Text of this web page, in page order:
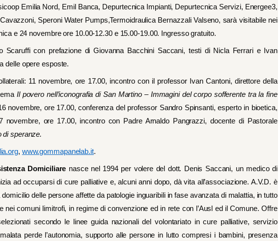
Emilia Nord, Emil Banca, Depurtecnica Impianti, Depurtecnica Servizi, Energee3,
Speroni Water Pumps,Termoidraulica Bernazzali Valseno, sarà visitabile nei
e 24 novembre ore 10.00-12.30 e 15.00-19.00. Ingresso gratuito.
Scaruffi con prefazione di Giovanna Bacchini Saccani, testi di Nicla Ferrari e Ivan
delle opere esposte.
11 novembre, ore 17.00, incontro con il professor Ivan Cantoni, direttore della
Il povero nell’iconografia di San Martino – Immagini del corpo sofferente tra la fine
novembre, ore 17.00, conferenza del professor Sandro Spinsanti, esperto in bioetica,
novembre, ore 17.00, incontro con Padre Arnaldo Pangrazzi, docente di Pastorale
speranze.
, www.gommapanelab.it.
Domiciliare nasce nel 1994 per volere del dott. Denis Saccani, un medico di
ad occuparsi di cure palliative e, alcuni anni dopo, dà vita all’associazione. A.V.D. è
delle persone affette da patologie inguaribili in fase avanzata di malattia, in tutto
nei comuni limitrofi, in regime di convenzione ed in rete con l’Ausl ed il Comune. Offre
secondo le linee guida nazionali del volontariato in cure palliative, servizio
perde l’autonomia, supporto alle persone in lutto compresi i bambini, presenza